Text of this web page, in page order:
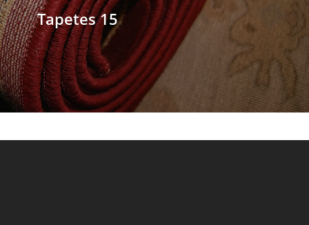
Tapetes 15